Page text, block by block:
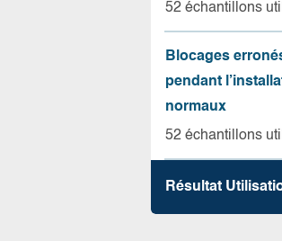
52 échantillons
Blocages
pendant
normaux
52 échantillons
Résultat